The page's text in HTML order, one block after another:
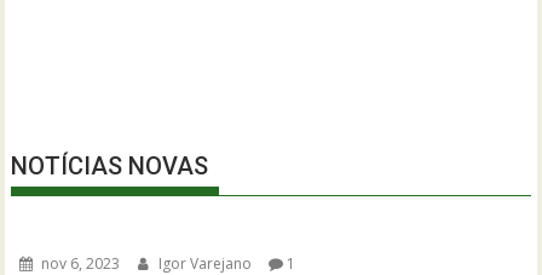
NOTÍCIAS NOVAS
nov 6, 2023 Igor Varejano 1